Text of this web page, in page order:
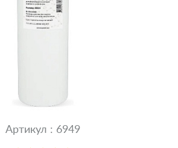
Артикул : 6949